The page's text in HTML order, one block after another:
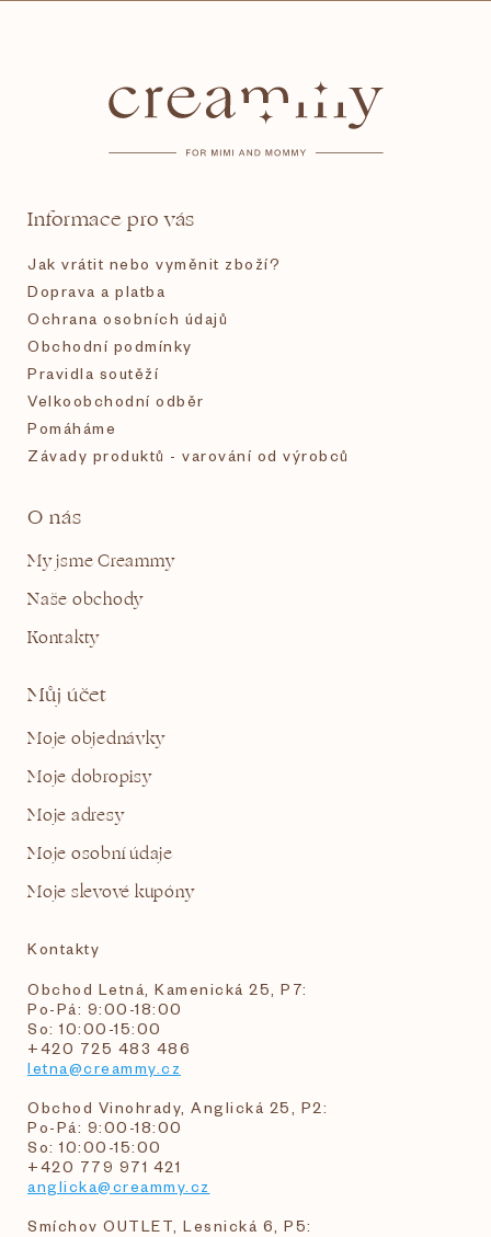
Informace pro vás
Jak vrátit nebo vyměnit zboží?
Doprava a platba
Ochrana osobních údajů
Obchodní podmínky
Pravidla soutěží
Velkoobchodní odběr
Pomáháme
Závady produktů - varování od výrobců
O nás
My jsme Creammy
Naše obchody
Kontakty
Můj účet
Moje objednávky
Moje dobropisy
Moje adresy
Moje osobní údaje
Moje slevové kupóny
Kontakty
Obchod Letná, Kamenická 25, P7:
Po-Pá: 9:00-18:00
So: 10:00-15:00
+420 725 483 486
letna@creammy.cz
Obchod Vinohrady, Anglická 25, P2:
Po-Pá: 9:00-18:00
So: 10:00-15:00
+420 779 971 421
anglicka@creammy.cz
Smíchov OUTLET, Lesnická 6, P5: